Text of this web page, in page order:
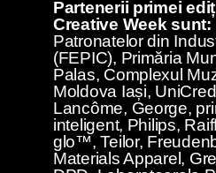
Partenerii primei
Creative Week sunt:
Patronatelor din
(FEPIC), Primăria
Palas, Complexul
Moldova Iași,
Lancôme, George,
inteligent, Philips,
glo™, Teilor,
Materials Apparel,